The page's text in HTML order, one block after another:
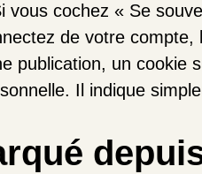
vous cochez « Se
de votre
publication, un
Il indique